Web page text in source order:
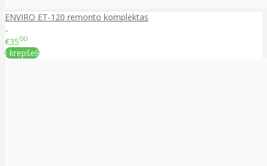
ENVIRO ET-120 remonto komplektas
..
€3500
Į krepšelį